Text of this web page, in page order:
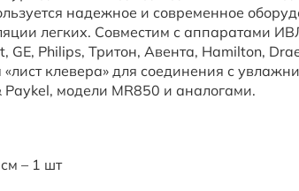
надежное и современное
легких. Совместим с аппаратами
GE, Philips, Тритон, Авента, Hamilton,
клевера» для соединения с
Paykel, модели MR850 и аналогами.
– 1 шт